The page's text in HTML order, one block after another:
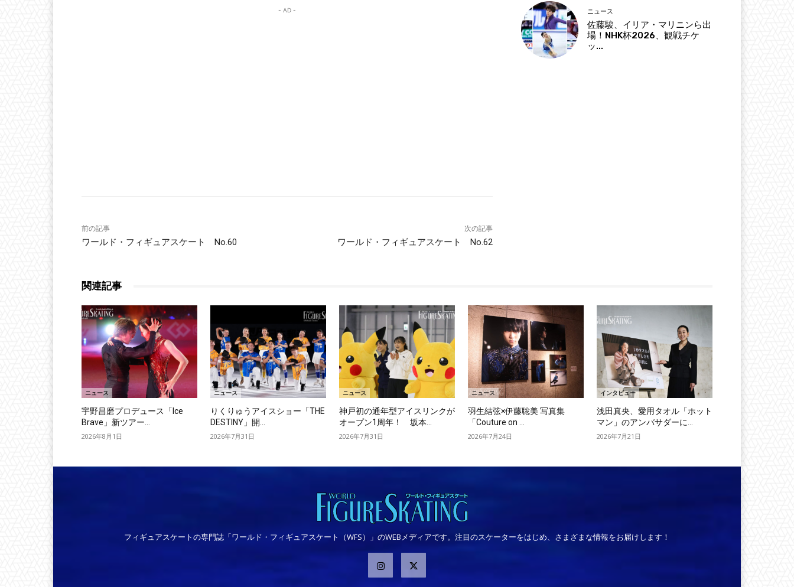
- AD -
前の記事
ワールド・フィギュアスケート No.60
次の記事
ワールド・フィギュアスケート No.62
ニュース
佐藤駿、イリア・マリニンら出
場！NHK杯2026、観戦チケ
ッ...
関連記事
ニュース
宇野昌磨プロデュース「Ice
Brave」新ツアー...
2026年8月1日
ニュース
りくりゅうアイスショー「THE
DESTINY」開...
2026年7月31日
ニュース
神戸初の通年型アイスリンクが
オープン1周年！ 坂本...
2026年7月31日
ニュース
羽生結弦×伊藤聡美 写真集
「Couture on ...
2026年7月24日
インタビュー
浅田真央、愛用タオル「ホット
マン」のアンバサダーに...
2026年7月21日
フィギュアスケートの専門誌「ワールド・フィギュアスケート（WFS）」のWEBメディアです。注目のスケーターをはじめ、さまざまな情報をお届けします！